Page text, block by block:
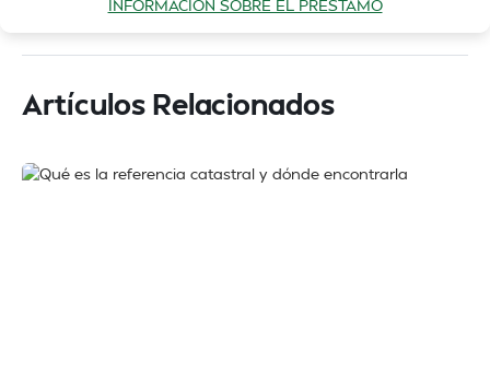
INFORMACIÓN SOBRE EL PRÉSTAMO
Artículos Relacionados